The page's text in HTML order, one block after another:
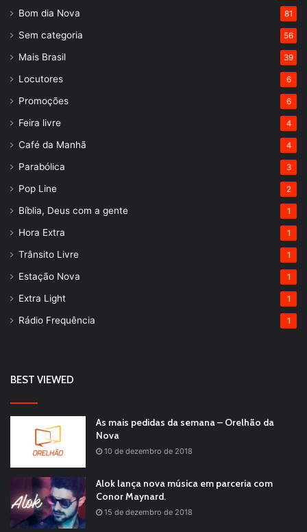
Bom dia Nova 81
Sem categoria 56
Mais Brasil 39
Locutores 6
Promoções 6
Feira livre 4
Café da Manhã 4
Parabólica 3
Pop Line 2
Bíblia, Deus com a gente 1
Hora Extra 1
Trânsito Livre 1
Estação Nova 1
Extra Light 1
Rádio Frequência 1
BEST VIEWED
As mais pedidas da semana – Orelhão da
Nova
10 de dezembro de 2018
Alok lança nova música em parceria com
Conor Maynard.
15 de dezembro de 2018